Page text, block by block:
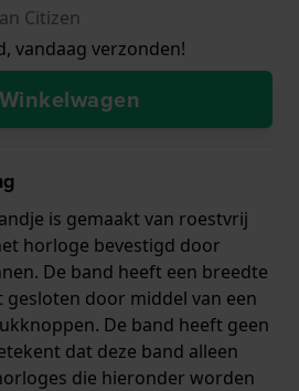
Citizen
vandaag verzonden!
is gemaakt van roestvrij
horloge bevestigd door
De band heeft een breedte
door middel van een
De band heeft geen
dat deze band alleen
die hieronder worden